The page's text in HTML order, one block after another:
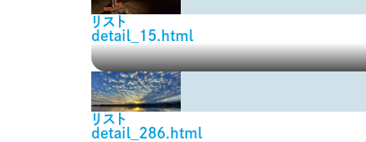
リスト
detail_15.html
リスト
detail_286.html